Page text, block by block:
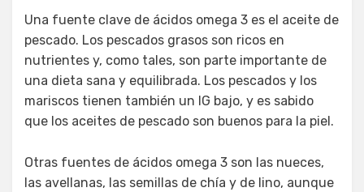
Una fuente clave de ácidos omega 3 es el aceite de
pescado. Los pescados grasos son ricos en
nutrientes y, como tales, son parte importante de
una dieta sana y equilibrada. Los pescados y los
mariscos tienen también un IG bajo, y es sabido
que los aceites de pescado son buenos para la piel.
Otras fuentes de ácidos omega 3 son las nueces,
las avellanas, las semillas de chía y de lino, aunque